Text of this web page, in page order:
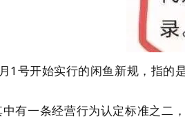
1号开始实行的闲鱼新规，指的
中有一条经营行为认定标准之二